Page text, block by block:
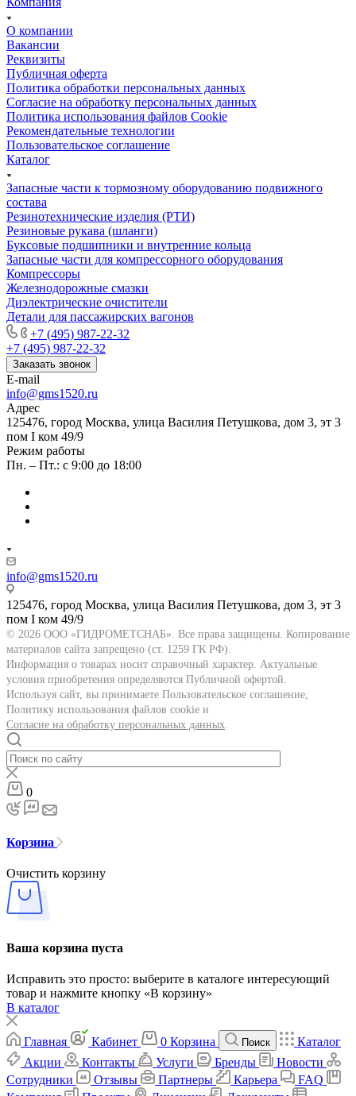
О компании
Вакансии
Реквизиты
Публичная оферта
Политика обработки персональных данных
Cогласие на обработку персональных данных
Политика использования файлов Cookie
Рекомендательные технологии
Пользовательское соглашение
Каталог
Запасные части к тормозному оборудованию подвижного
состава
Резинотехнические изделия (РТИ)
Резиновые рукава (шланги)
Буксовые подшипники и внутренние кольца
Запасные части для компрессорного оборудования
Компрессоры
Железнодорожные смазки
Диэлектрические очистители
Детали для пассажирских вагонов
+7 (495) 987-22-32
+7 (495) 987-22-32
Заказать звонок
E-mail
info@gms1520.ru
Адрес
125476, город Москва, улица Василия Петушкова, дом 3, эт 3
пом I ком 49/9
Режим работы
Пн. – Пт.: с 9:00 до 18:00
info@gms1520.ru
125476, город Москва, улица Василия Петушкова, дом 3, эт 3
пом I ком 49/9
© 2026 ООО «ГИДРОМЕТСНАБ». Все права защищены. Копирование
материалов сайта запрещено (ст. 1259 ГК РФ).
Информация о товарах носит справочный характер. Актуальные
условия приобретения определяются Публичной офертой.
Используя сайт, вы принимаете Пользовательское соглашение,
Политику использования файлов cookie и
Согласие на обработку персональных данных
0
Корзина
Очистить корзину
Ваша корзина пуста
Исправить это просто: выберите в каталоге интересующий
товар и нажмите кнопку «В корзину»
В каталог
Главная Кабинет 0 Корзина Поиск
Каталог
Акции
Контакты Услуги Бренды
Новости
Сотрудники
Отзывы Партнеры Карьера
FAQ